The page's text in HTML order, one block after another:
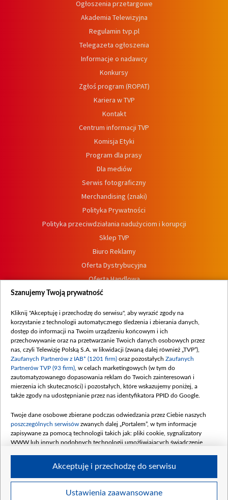
Ogłoszenia przetargowe
Akademia Telewizyjna
Regulamin tvp.pl
Telegazeta ogłoszenia
Informacje o nadawcy
Konkursy
Zgłoś program (ROPAT)
Kariera w TVP
Kontakt
Centrum informacji TVP
Komisja Etyki
Program dla prasy
Dla mediów
Serwis fotograficzny
Merchandising (znaki)
Polityka Prywatności
Polityka przeciwdziałania nadużyciom i korupcji
Sklep TVP
Biuro Reklamy
Oferta Dystrybucyjna
Oferta Handlowa
Dostępność
Procedura zgłoszeń wewnętrznych
Szanujemy Twoją prywatność
Kliknij "Akceptuję i przechodzę do serwisu", aby wyrazić zgody na
korzystanie z technologii automatycznego śledzenia i zbierania danych,
dostęp do informacji na Twoim urządzeniu końcowym i ich
przechowywanie oraz na przetwarzanie Twoich danych osobowych przez
nas, czyli Telewizję Polską S.A. w likwidacji (zwaną dalej również „TVP”),
Zaufanych Partnerów z IAB* (1201 firm) oraz pozostałych Zaufanych
Partnerów TVP (93 firm) , w celach marketingowych (w tym do
zautomatyzowanego dopasowania reklam do Twoich zainteresowań i
mierzenia ich skuteczności) i pozostałych, które wskazujemy poniżej, a
także zgody na udostępnianie przez nas identyfikatora PPID do Google.
Twoje dane osobowe zbierane podczas odwiedzania przez Ciebie naszych
poszczególnych serwisów zwanych dalej „Portalem”, w tym informacje
zapisywane za pomocą technologii takich jak: pliki cookie, sygnalizatory
WWW lub innych podobnych technologii umożliwiających świadczenie
Twoje dane osobowe zbierane podczas odwiedzania przez Ciebie
Ustawienia zaawansowane
Akceptuję i przechodzę do serwisu